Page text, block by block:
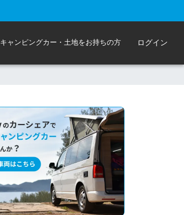
キャンピングカー・土地をお持ちの方 ログイン